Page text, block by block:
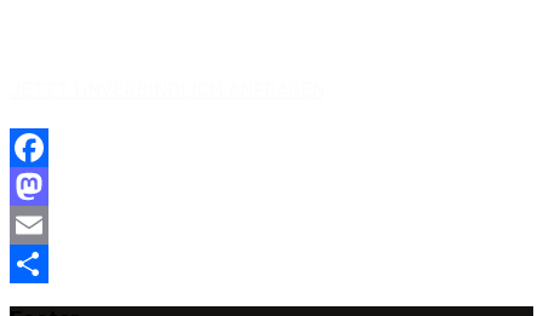
Facebook
Mastodon
Email
Teilen